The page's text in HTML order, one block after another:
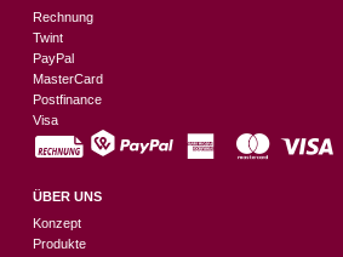
Rechnung
Twint
PayPal
MasterCard
Postfinance
Visa
ÜBER UNS
Konzept
Produkte